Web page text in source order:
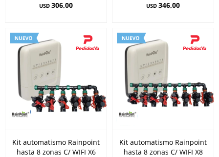
USD 306,00 USD 346,00
Kit automatismo Rainpoint
hasta 8 zonas C/ WIFI X6
Kit automatismo Rainpoint
hasta 8 zonas C/ WIFI X8